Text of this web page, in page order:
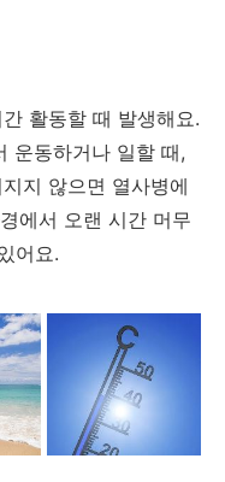
활동할 때 발생해요.
운동하거나 일할 때,
지 않으면 열사병에
에서 오랜 시간 머무
어요.